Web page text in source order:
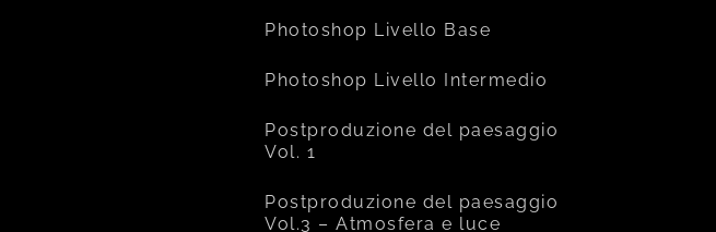
Photoshop Livello Base
Photoshop Livello Intermedio
Postproduzione del paesaggio
Vol. 1
Postproduzione del paesaggio
Vol.3 – Atmosfera e luce